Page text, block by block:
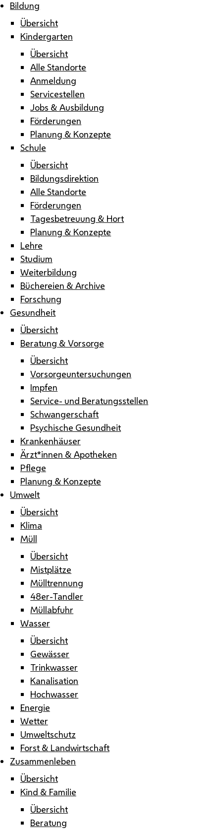
Bildung
Übersicht
Kindergarten
Übersicht
Alle Standorte
Anmeldung
Servicestellen
Jobs & Ausbildung
Förderungen
Planung & Konzepte
Schule
Übersicht
Bildungsdirektion
Alle Standorte
Förderungen
Tagesbetreuung & Hort
Planung & Konzepte
Lehre
Studium
Weiterbildung
Büchereien & Archive
Forschung
Gesundheit
Übersicht
Beratung & Vorsorge
Übersicht
Vorsorgeuntersuchungen
Impfen
Service- und Beratungsstellen
Schwangerschaft
Psychische Gesundheit
Krankenhäuser
Ärzt*innen & Apotheken
Pflege
Planung & Konzepte
Umwelt
Übersicht
Klima
Müll
Übersicht
Mistplätze
Mülltrennung
48er-Tandler
Müllabfuhr
Wasser
Übersicht
Gewässer
Trinkwasser
Kanalisation
Hochwasser
Energie
Wetter
Umweltschutz
Forst & Landwirtschaft
Zusammenleben
Übersicht
Kind & Familie
Übersicht
Beratung